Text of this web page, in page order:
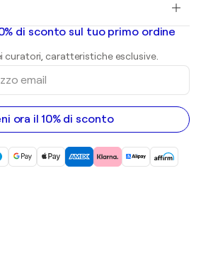
di sconto sul tuo primo ordine
curatori, caratteristiche esclusive.
ora il 10% di sconto